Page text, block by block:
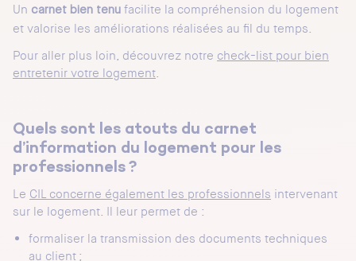
Un carnet bien tenu facilite la compréhension du logement
et valorise les améliorations réalisées au fil du temps.
Pour aller plus loin, découvrez notre check-list pour bien
entretenir votre logement.
Quels sont les atouts du carnet
d’information du logement pour les
professionnels ?
Le CIL concerne également les professionnels intervenant
sur le logement. Il leur permet de :
formaliser la transmission des documents techniques
au client ;